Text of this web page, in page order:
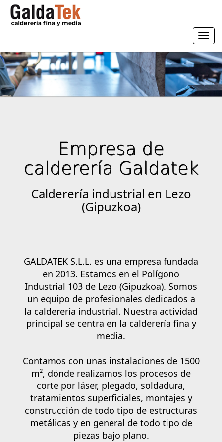
Empresa de
calderería Galdatek
Calderería industrial en Lezo
(Gipuzkoa)
GALDATEK S.L.L. es una empresa fundada
en 2013. Estamos en el Polígono
Industrial 103 de Lezo (Gipuzkoa). Somos
un equipo de profesionales dedicados a
la calderería industrial. Nuestra actividad
principal se centra en la calderería fina y
media.
Contamos con unas instalaciones de 1500
m², dónde realizamos los procesos de
corte por láser, plegado, soldadura,
tratamientos superficiales, montajes y
construcción de todo tipo de estructuras
metálicas y en general de todo tipo de
piezas bajo plano.